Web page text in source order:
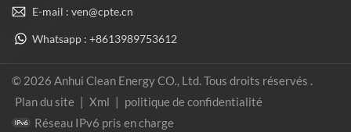
E-mail : ven@cpte.cn
Whatsapp : +8613989753612
© 2026 Anhui Clean Energy CO., Ltd. Tous droits réservés .
Plan du site | Xml | politique de confidentialité
Réseau IPv6 pris en charge